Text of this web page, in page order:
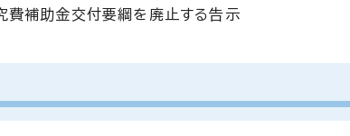
費補助金交付要綱を廃止する告示